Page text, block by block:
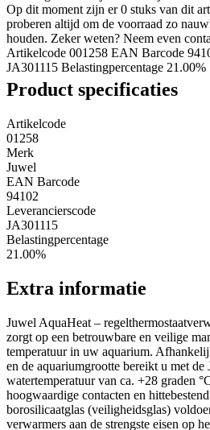
Op dit moment zijn er 0 stuks van dit
proberen altijd om de voorraad zo
houden. Zeker weten? Neem even
Artikelcode 001258 EAN Barcode
JA301115 Belastingpercentage 21.00%
Product specificaties
Artikelcode
01258
Merk
Juwel
EAN Barcode
94102
Leverancierscode
JA301115
Belastingpercentage
21.00%
Extra informatie
Juwel AquaHeat –
zorgt op een betrouwbare en veilige
temperatuur in uw aquarium.
en de aquariumgrootte bereikt u met
watertemperatuur van ca. +28 graden
hoogwaardige contacten en
borosilicaatglas (veiligheidsglas)
verwarmers aan de strengste eisen op